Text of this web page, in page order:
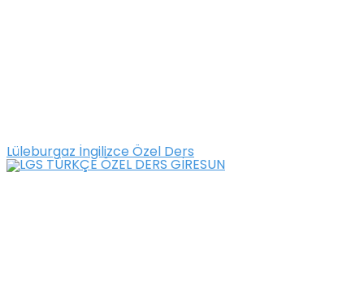
Lüleburgaz İngilizce Özel Ders